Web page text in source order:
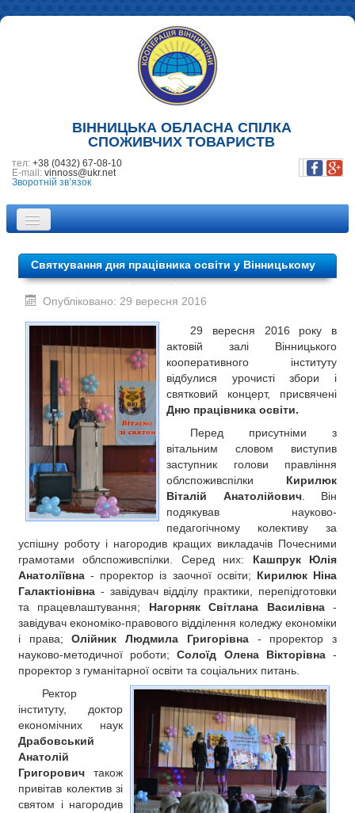
ВІННИЦЬКА ОБЛАСНА СПІЛКА
СПОЖИВЧИХ ТОВАРИСТВ
тел: +38 (0432) 67-08-10
E-mail: vinnoss@ukr.net
Зворотній зв’язок
НОВИНИ
ПІДПРИЄМСТВА
РЕКЛАМА
КОНТАКТИ
Святкування дня працівника освіти у Вінницькому
кооперативному інституті
Опубліковано: 29 вересня 2016
29 вересня 2016 року в
актовій залі Вінницького
кооперативного інституту
відбулися урочисті збори і
святковий концерт, присвячені
Дню працівника освіти.
Перед присутніми з
вітальним словом виступив
заступник голови правління
облспоживспілки Кирилюк
Віталій Анатолійович. Він
подякував науково-
педагогічному колективу за
успішну роботу і нагородив кращих викладачів Почесними
грамотами облспоживспілки. Серед них: Кашпрук Юлія
Анатоліївна - проректор із заочної освіти; Кирилюк Ніна
Галактіонівна - завідувач відділу практики, перепідготовки
та працевлаштування; Нагорняк Світлана Василівна-
завідувач економіко-правового відділення коледжу економіки
і права;Олійник Людмила Григорівна - проректор з
науково-методичної роботи;Солоїд Олена Вікторівна-
проректор з гуманітарної освіти та соціальних питань
Ректор
інституту, доктор
економічних наук
Драбовський
Анатолій
Григорович також
привітав колектив зі
святом і нагородив